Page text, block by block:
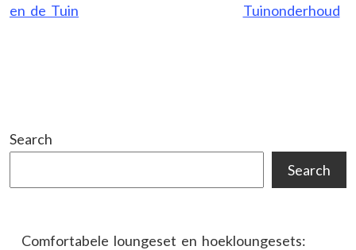
en de Tuin
Tuinonderhoud
Search
Search
Comfortabele loungeset en hoekloungesets: